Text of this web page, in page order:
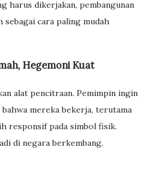
harus dikerjakan, pembangunan
cara paling mudah
Hegemoni Kuat
alat pencitraan. Pemimpin ingin
mereka bekerja, terutama
responsif pada simbol fisik.
di negara berkembang.